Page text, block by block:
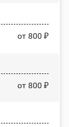
от 800 ₽
от 800 ₽